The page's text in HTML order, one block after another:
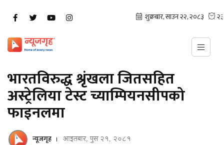
भारतविरुद्ध श्रृंखला जितसहित
अस्ट्रेलिया टेस्ट च्याम्पियनसीपको
फाइनलमा
न्यूजगृह आइतबार, पुस २१, २०८१